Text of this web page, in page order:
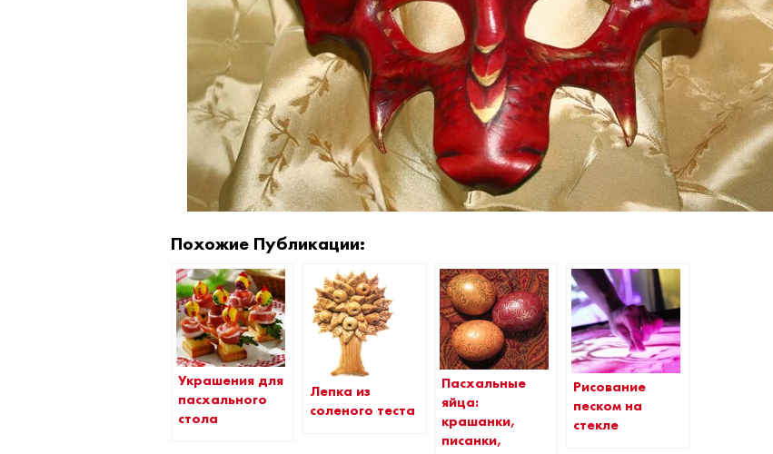
Похожие Публикации:
Украшения для
пасхального
стола
Лепка из
соленого теста
Пасхальные
яйца:
крашанки,
писанки,
Рисование
песком на
стекле